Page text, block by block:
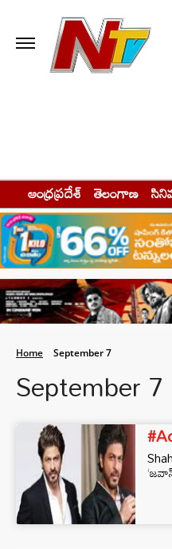
ఆంధ్రప్రదేశ్ తెలంగాణ
Home September 7
September